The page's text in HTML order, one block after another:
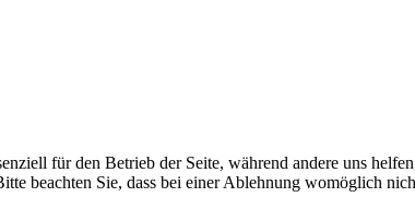
für den Betrieb der Seite, während andere uns
beachten Sie, dass bei einer Ablehnung womöglich